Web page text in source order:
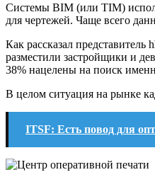
Системы BIM (или TIM)
для чертежей. Чаще всего
Как рассказал
разместили застройщики и
38% нацелены на поиск
В целом ситуация на рынке
ITSF: Есть повод для